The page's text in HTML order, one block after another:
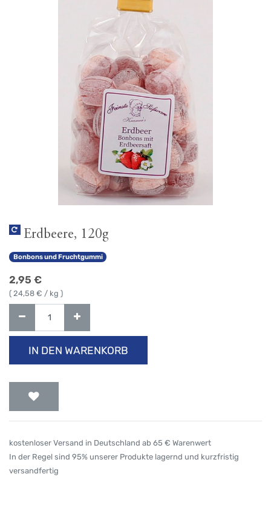
Erdbeere, 120g
Bonbons und Fruchtgummi
2,95 €
( 24,58 € / kg )
IN DEN WARENKORB
kostenloser Versand in Deutschland ab 65 € Warenwert
In der Regel sind 95% unserer Produkte lagernd und kurzfristig
versandfertig